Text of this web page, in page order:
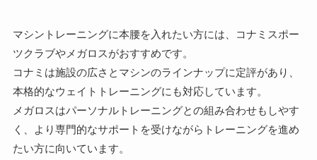
マシントレーニングに本腰を入れたい方には、コナミスポー
ツクラブやメガロスがおすすめです。
コナミは施設の広さとマシンのラインナップに定評があり、
本格的なウェイトトレーニングにも対応しています。
メガロスはパーソナルトレーニングとの組み合わせもしやす
く、より専門的なサポートを受けながらトレーニングを進め
たい方に向いています。